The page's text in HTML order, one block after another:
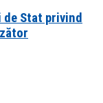
de Stat privind